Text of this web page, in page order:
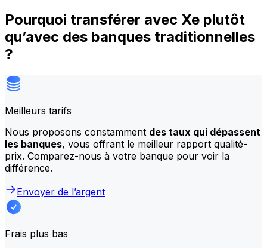
Pourquoi transférer avec Xe plutôt
qu’avec des banques traditionnelles
?
Meilleurs tarifs
Nous proposons constamment des taux qui dépassent
les banques, vous offrant le meilleur rapport qualité-
prix. Comparez-nous à votre banque pour voir la
différence.
Envoyer de l’argent
Frais plus bas